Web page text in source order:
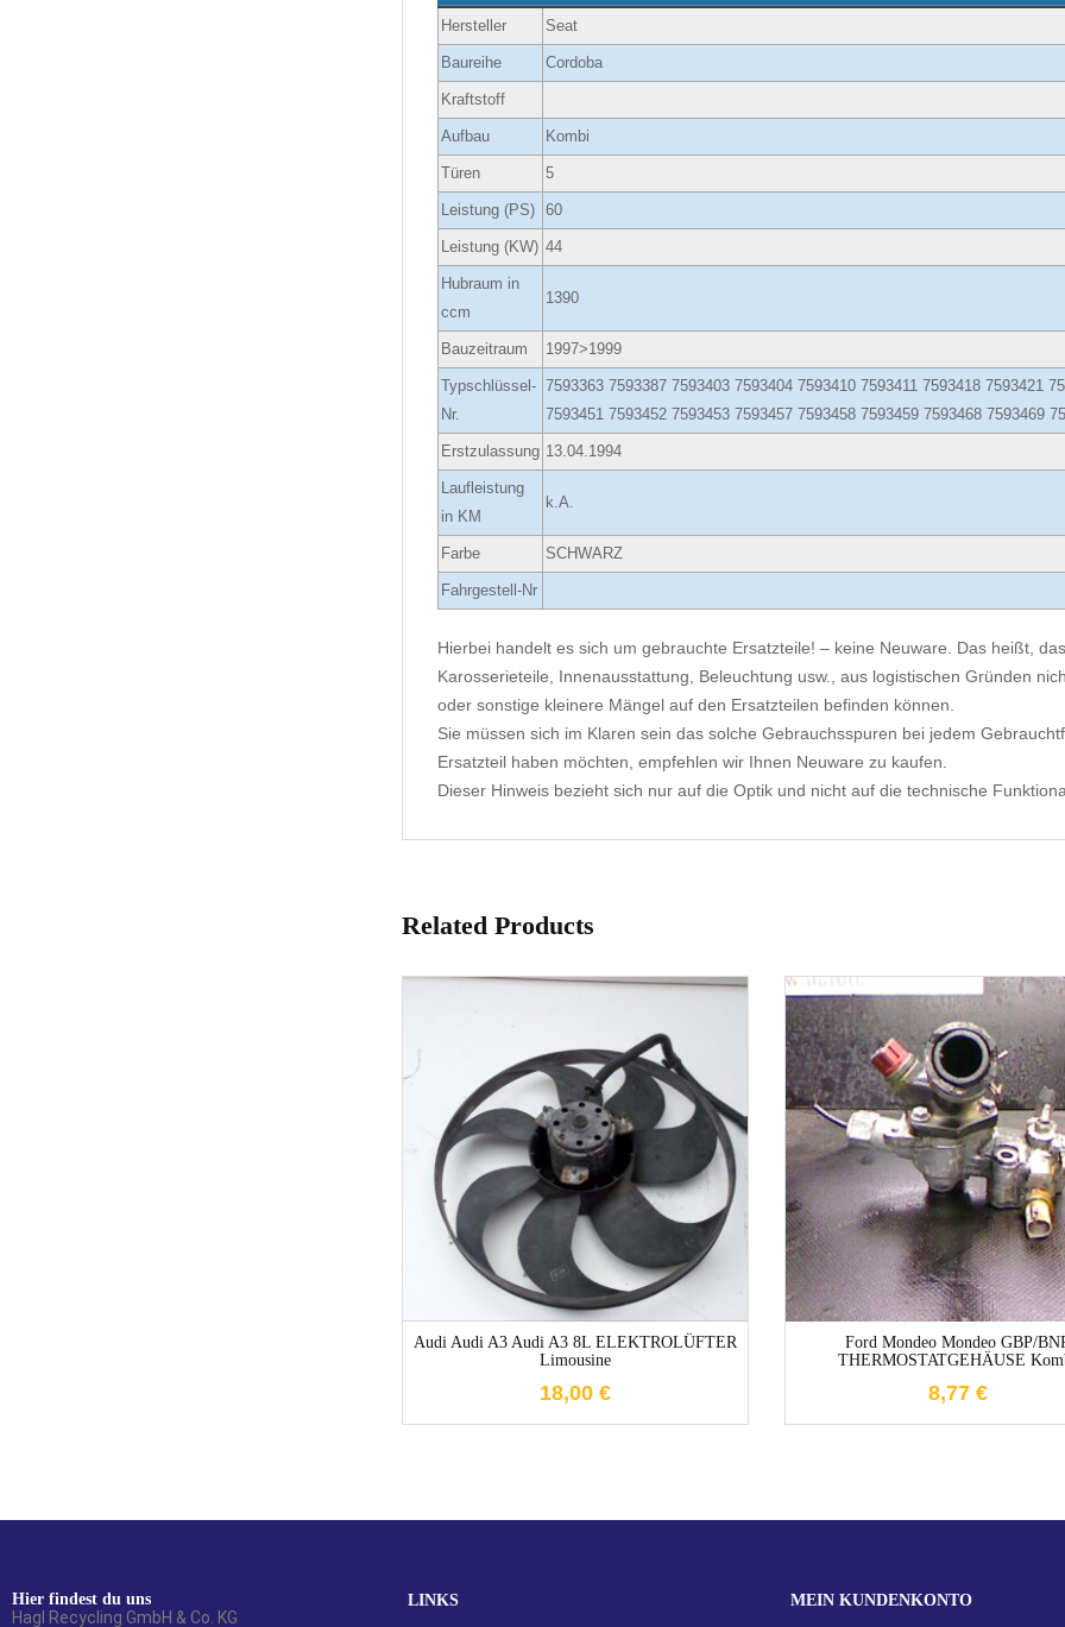
Hersteller Seat
Baureihe Cordoba
Kraftstoff
Aufbau Kombi
Türen 5
Leistung (PS) 60
Leistung (KW) 44
Hubraum in
ccm
1390
Bauzeitraum 1997>1999
Typschlüssel-
Nr.
7593363 7593387 7593403 7593404 7593410 7593411 7593418 7593421
7593451 7593452 7593453 7593457 7593458 7593459 7593468 7593469
Erstzulassung 13.04.1994
Laufleistung
in KM
k.A.
Farbe SCHWARZ
Fahrgestell-Nr
Hierbei handelt es sich um gebrauchte Ersatzteile! – keine Neuware. Das heißt,
Karosserieteile, Innenausstattung, Beleuchtung usw., aus logistischen Gründen
oder sonstige kleinere Mängel auf den Ersatzteilen befinden können.
Sie müssen sich im Klaren sein das solche Gebrauchsspuren bei jedem
Ersatzteil haben möchten, empfehlen wir Ihnen Neuware zu kaufen.
Dieser Hinweis bezieht sich nur auf die Optik und nicht auf die technische
Related Products
Audi Audi A3 Audi A3 8L ELEKTROLÜFTER
Limousine
18,00 €
1-3 Werktage
Ford Mondeo Mondeo GBP/
THERMOSTATGEHÄUSE
8,77 €
1-3 Werktage
Hier findest du uns
Hagl Recycling GmbH & Co. KG
LINKS MEIN KUNDENKONTO